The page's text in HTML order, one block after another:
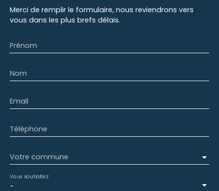
Merci de remplir le formulaire, nous reviendrons vers
vous dans les plus brefs délais.
Prénom
Nom
Email
Téléphone
Votre commune
-
Vous souhaitez